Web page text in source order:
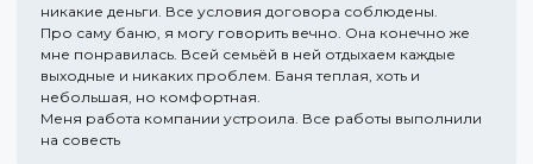
никакие деньги. Все условия договора соблюдены.
Про саму баню, я могу говорить вечно. Она конечно же
мне понравилась. Всей семьёй в ней отдыхаем каждые
выходные и никаких проблем. Баня теплая, хоть и
небольшая, но комфортная.
Меня работа компании устроила. Все работы выполнили
на совесть